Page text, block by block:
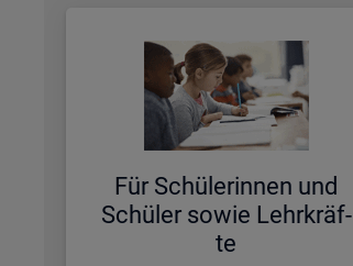
Für Schü­le­rin­nen und
Schü­ler sowie Lehr­kräf­
te